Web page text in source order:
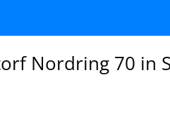
Nordring 70 in